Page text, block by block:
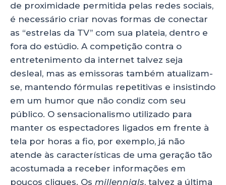
de proximidade permitida pelas redes sociais,
é necessário criar novas formas de conectar
as “estrelas da TV’’ com sua plateia, dentro e
fora do estúdio. A competição contra o
entretenimento da internet talvez seja
desleal, mas as emissoras também atualizam-
se, mantendo fórmulas repetitivas e insistindo
em um humor que não condiz com seu
público. O sensacionalismo utilizado para
manter os espectadores ligados em frente à
tela por horas a fio, por exemplo, já não
atende às características de uma geração tão
acostumada a receber informações em
poucos cliques. Os millennials, talvez a última